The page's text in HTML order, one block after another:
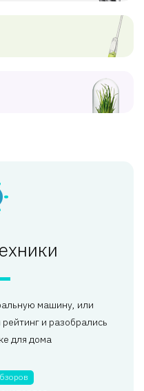
машину, или
и разобрались
для дома